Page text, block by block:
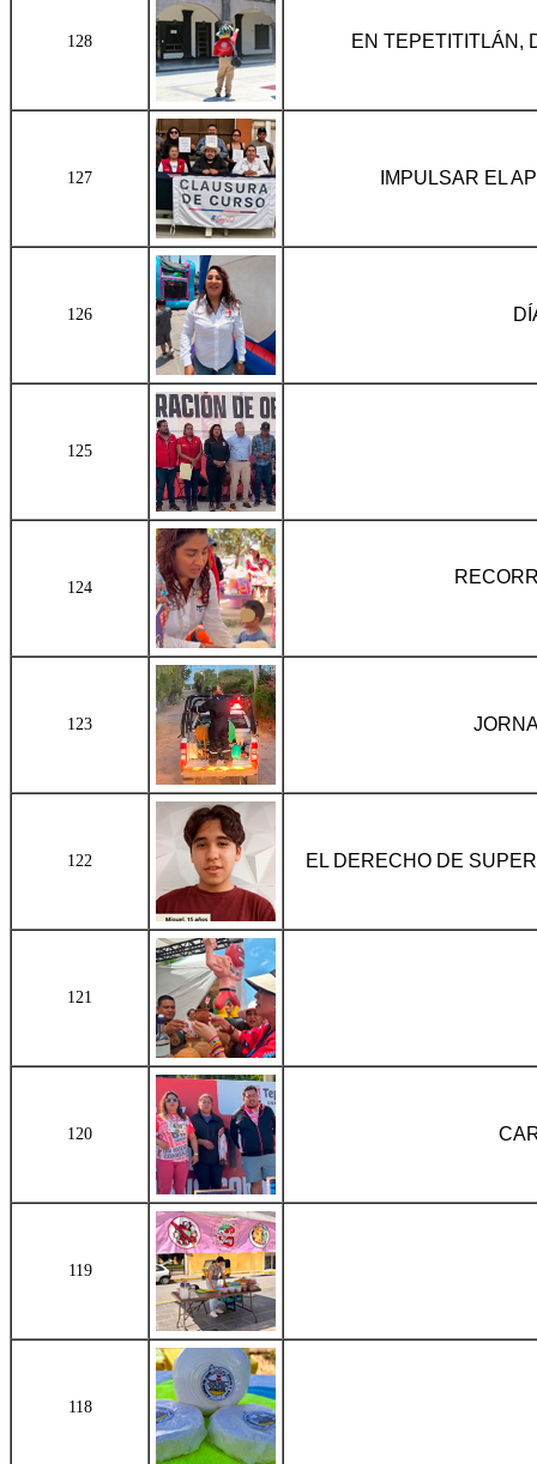
128 EN TEPETITITLÁN,
127 IMPULSAR EL
126
125
124
123
122 EL DERECHO DE
121
120
119
118